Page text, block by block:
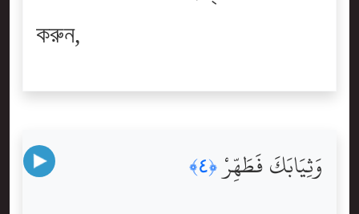
করুন,
وَثِيَابَكَ فَطَهِّرْ﴿٤﴾